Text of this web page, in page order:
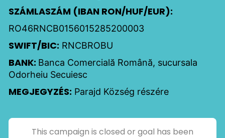
SZÁMLASZÁM (IBAN RON/HUF/EUR):
RO46RNCB0156015285200003
SWIFT/BIC: RNCBROBU
BANK: Banca Comercială Română, sucursala
Odorheiu Secuiesc
MEGJEGYZÉS: Parajd Község részére
This campaign is closed or goal has been